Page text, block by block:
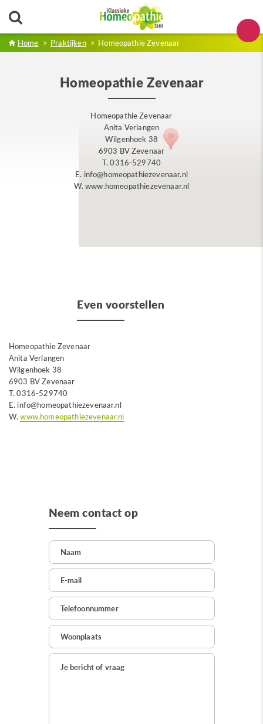
Home > Praktijken > Homeopathie Zevenaar
Homeopathie Zevenaar
Homeopathie Zevenaar
Anita Verlangen
Wilgenhoek 38
6903 BV Zevenaar
T. 0316-529740
E. info@homeopathiezevenaar.nl
W. www.homeopathiezevenaar.nl
Even voorstellen
Homeopathie Zevenaar
Anita Verlangen
Wilgenhoek 38
6903 BV Zevenaar
T.0316-529740
E. info@homeopathiezevenaar.nl
W.www.homeopathiezevenaar.nl
Neem contact op